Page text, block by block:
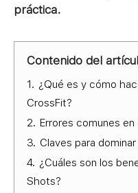
práctica.
Contenido del
1. ¿Qué es y cómo
CrossFit?
2. Errores comunes
3. Claves para
4. ¿Cuáles son los
Shots?